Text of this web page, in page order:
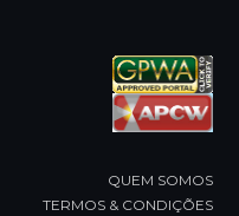
QUEM SOMOS
TERMOS & CONDIÇÕES